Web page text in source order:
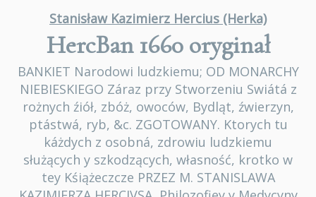
Stanisław Kazimierz Hercius (Herka)
HercBan 1660oryginał
BANKIET Narodowi ludzkiemu; OD MONARCHY
NIEBIESKIEGO Záraz przy Stworzeniu Swiátá z
rożnych źiół, zbóż, owoców, Bydląt, źwierzyn,
ptástwá, ryb, &c. ZGOTOWANY. Ktorych tu
káżdych z osobná, zdrowiu ludzkiemu
służących y szkodzących, własność, krotko w
tey Kśiążeczcze PRZEZ M. STANISLAWA